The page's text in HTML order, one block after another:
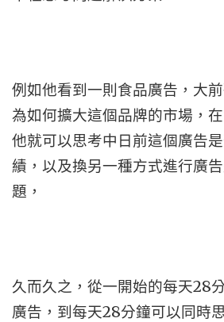
例如他看到一則食品廣告，大
為如何擴大這個品牌的市場，
他就可以思考中日前這個廣告
績，以及換另一種方式進行廣
題，
久而久之，從一開始的每天28
廣告，到每天28分鐘可以同時